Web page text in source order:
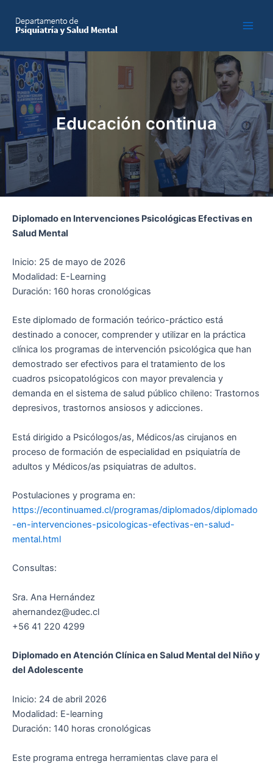
content
Educación continua
Diplomado en Intervenciones Psicológicas Efectivas en
Salud Mental
Inicio: 25 de mayo de 2026
Modalidad: E-Learning
Duración: 160 horas cronológicas
Este diplomado de formación teórico-práctico está
destinado a conocer, comprender y utilizar en la práctica
clínica los programas de intervención psicológica que han
demostrado ser efectivos para el tratamiento de los
cuadros psicopatológicos con mayor prevalencia y
demanda en el sistema de salud público chileno: Trastornos
depresivos, trastornos ansiosos y adicciones.
Está dirigido a Psicólogos/as, Médicos/as cirujanos en
proceso de formación de especialidad en psiquiatría de
adultos y Médicos/as psiquiatras de adultos.
Postulaciones y programa en:
https://econtinuamed.cl/programas/diplomados/diplomado
-en-intervenciones-psicologicas-efectivas-en-salud-
mental.html
Consultas:
Sra. Ana Hernández
ahernandez@udec.cl
+56 41 220 4299
Diplomado en Atención Clínica en Salud Mental del Niño y
del Adolescente
Inicio: 24 de abril 2026
Modalidad: E-learning
Duración: 140 horas cronológicas
Este programa entrega herramientas clave para el